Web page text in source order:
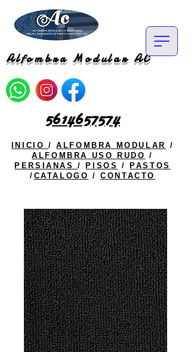
Alfombra Modular AC
5614657574
INICIO/ALFOMBRA MODULAR
/
ALFOMBRA USO RUDO /
PERSIANAS/ PISOS /
PASTOS
/ CATALOGO /CONTACTO